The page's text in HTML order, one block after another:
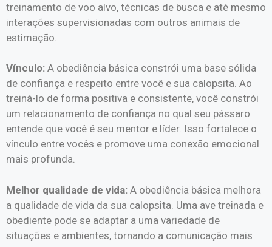
treinamento de voo alvo, técnicas de busca e até mesmo
interações supervisionadas com outros animais de
estimação.
Vínculo: A obediência básica constrói uma base sólida
de confiança e respeito entre você e sua calopsita. Ao
treiná-lo de forma positiva e consistente, você constrói
um relacionamento de confiança no qual seu pássaro
entende que você é seu mentor e líder. Isso fortalece o
vínculo entre vocês e promove uma conexão emocional
mais profunda.
Melhor qualidade de vida: A obediência básica melhora
a qualidade de vida da sua calopsita. Uma ave treinada e
obediente pode se adaptar a uma variedade de
situações e ambientes, tornando a comunicação mais